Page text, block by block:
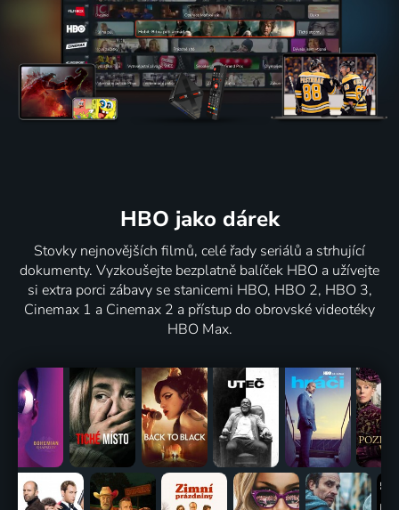
HBO jako dárek
Stovky nejnovějších filmů, celé řady seriálů a strhující
dokumenty. Vyzkoušejte bezplatně balíček HBO a užívejte
si extra porci zábavy se stanicemi HBO, HBO 2, HBO 3,
Cinemax 1 a Cinemax 2 a přístup do obrovské videotéky
HBO Max.